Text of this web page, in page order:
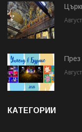
През
КАТЕГОРИИ